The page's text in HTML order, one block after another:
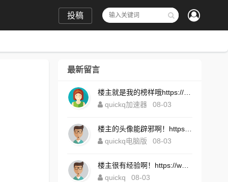
投稿
最新留言
quickq加速器
08-03
quickq电脑版
08-03
quickq
08-03